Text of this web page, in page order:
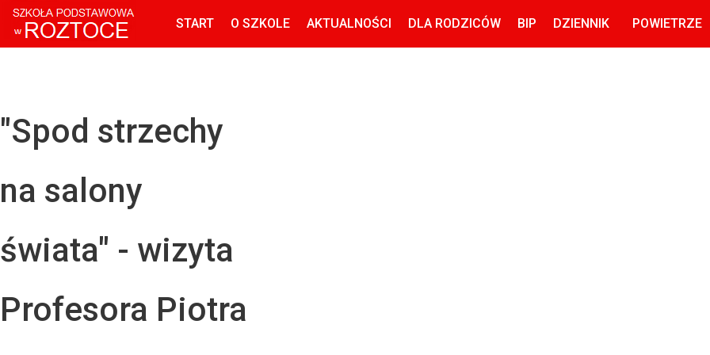
START O SZKOLE AKTUALNOŚCI DLA RODZICÓW BIP DZIENNIK POWIETRZE
"Spod strzechy
na salony
świata" - wizyta
Profesora Piotra